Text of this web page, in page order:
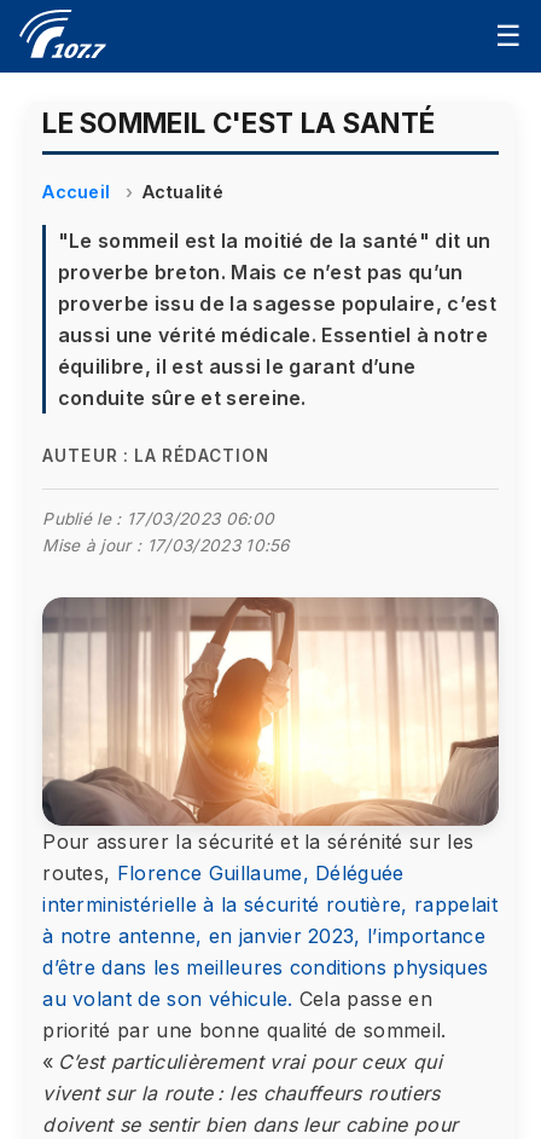
☰
LE SOMMEIL C'EST LA SANTÉ
Accueil Actualité
"Le sommeil est la moitié de la santé" dit un
proverbe breton. Mais ce n’est pas qu’un
proverbe issu de la sagesse populaire, c’est
aussi une vérité médicale. Essentiel à notre
équilibre, il est aussi le garant d’une
conduite sûre et sereine.
AUTEUR : LA RÉDACTION
Publié le : 17/03/2023 06:00
Mise à jour : 17/03/2023 10:56
Pour assurer la sécurité et la sérénité sur les
routes, Florence Guillaume, Déléguée
interministérielle à la sécurité routière, rappelait
à notre antenne, en janvier 2023, l’importance
d’être dans les meilleures conditions physiques
au volant de son véhicule. Cela passe en
priorité par une bonne qualité de sommeil.
« C’est particulièrement vrai pour ceux qui
vivent sur la route : les chauffeurs routiers
doivent se sentir bien dans leur cabine pour